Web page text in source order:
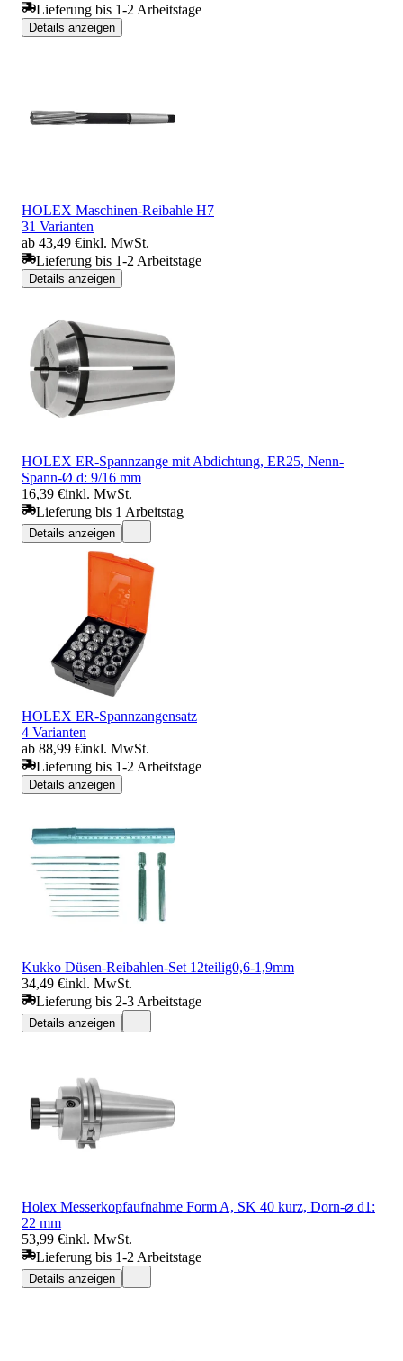
Lieferung bis 1-2 Arbeitstage
Details anzeigen
HOLEX Maschinen-Reibahle H7
31 Varianten
ab 43,49 €inkl. MwSt.
Lieferung bis 1-2 Arbeitstage
Details anzeigen
HOLEX ER-Spannzange mit Abdichtung, ER25, Nenn-
Spann-Ø d: 9/16 mm
16,39 €inkl. MwSt.
Lieferung bis 1 Arbeitstag
Details anzeigen
HOLEX ER-Spannzangensatz
4 Varianten
ab 88,99 €inkl. MwSt.
Lieferung bis 1-2 Arbeitstage
Details anzeigen
Kukko Düsen-Reibahlen-Set 12teilig0,6-1,9mm
34,49 €inkl. MwSt.
Lieferung bis 2-3 Arbeitstage
Details anzeigen
Holex Messerkopfaufnahme Form A, SK 40 kurz, Dorn-⌀ d1:
22 mm
53,99 €inkl. MwSt.
Lieferung bis 1-2 Arbeitstage
Details anzeigen